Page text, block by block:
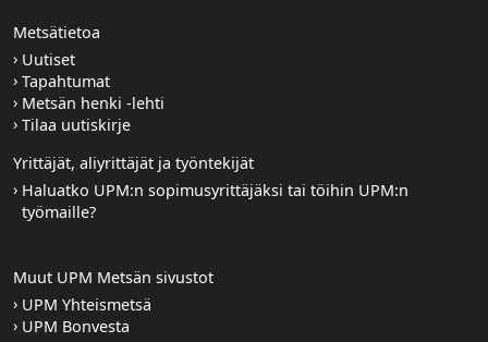
Metsätietoa
Uutiset
Tapahtumat
Metsän henki -lehti
Tilaa uutiskirje
Yrittäjät, aliyrittäjät ja työntekijät
Haluatko UPM:n sopimusyrittäjäksi tai töihin UPM:n
työmaille?
Muut UPM Metsän sivustot
UPM Yhteismetsä
UPM Bonvesta